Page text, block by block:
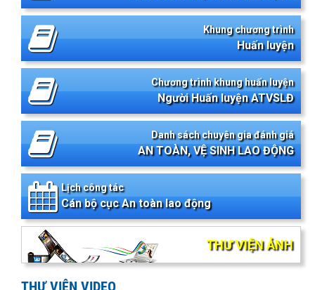
Khung chương trình
Huấn luyện
Chương trình khung huấn luyện
Người Huấn luyện ATVSLĐ
Danh sách chuyên gia đánh giá
AN TOÀN, VỆ SINH LAO ĐỘNG
Lịch công tác
Cán bộ cục An toàn lao động
THƯ VIỆN ẢNH
THƯ VIỆN VIDEO